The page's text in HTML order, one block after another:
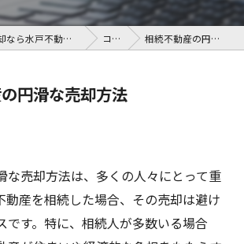
水戸の不動産売却なら水戸不動産売却相談センター コラム 相続不動産の円滑な売却方法
円滑な売却方法
な売却方法は、多くの人々にとって重
動産を相続した場合、その売却は避け
です。特に、相続人が多数いる場合